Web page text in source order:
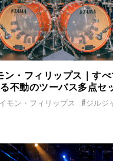
ン・フィリップス｜す
不動のツーバス多点セ
モン・フィリップス
#ジルジ